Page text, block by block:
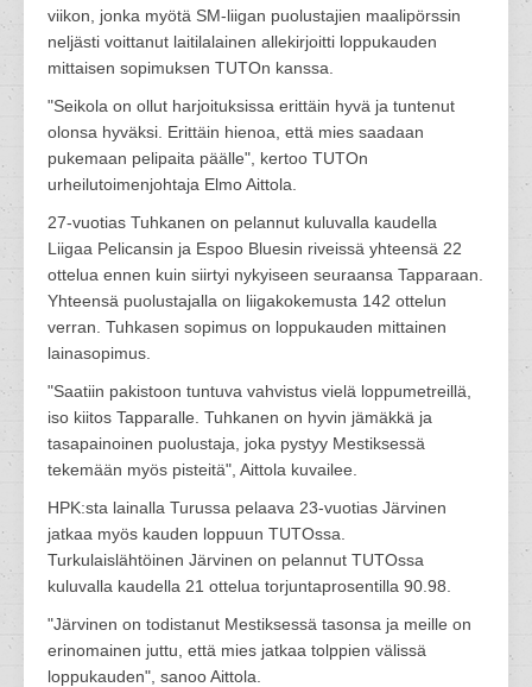
viikon, jonka myötä SM-liigan puolustajien maalipörssin
neljästi voittanut laitilalainen allekirjoitti loppukauden
mittaisen sopimuksen TUTOn kanssa.
"Seikola on ollut harjoituksissa erittäin hyvä ja tuntenut
olonsa hyväksi. Erittäin hienoa, että mies saadaan
pukemaan pelipaita päälle", kertoo TUTOn
urheilutoimenjohtaja Elmo Aittola.
27-vuotias Tuhkanen on pelannut kuluvalla kaudella
Liigaa Pelicansin ja Espoo Bluesin riveissä yhteensä 22
ottelua ennen kuin siirtyi nykyiseen seuraansa Tapparaan.
Yhteensä puolustajalla on liigakokemusta 142 ottelun
verran. Tuhkasen sopimus on loppukauden mittainen
lainasopimus.
"Saatiin pakistoon tuntuva vahvistus vielä loppumetreillä,
iso kiitos Tapparalle. Tuhkanen on hyvin jämäkkä ja
tasapainoinen puolustaja, joka pystyy Mestiksessä
tekemään myös pisteitä", Aittola kuvailee.
HPK:sta lainalla Turussa pelaava 23-vuotias Järvinen
jatkaa myös kauden loppuun TUTOssa.
Turkulaislähtöinen Järvinen on pelannut TUTOssa
kuluvalla kaudella 21 ottelua torjuntaprosentilla 90.98.
"Järvinen on todistanut Mestiksessä tasonsa ja meille on
erinomainen juttu, että mies jatkaa tolppien välissä
loppukauden", sanoo Aittola.